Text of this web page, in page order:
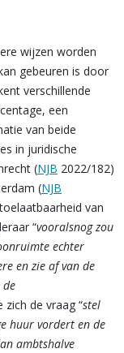
wijzen worden
gebeuren is door
verschillende
een
van beide
in juridische
(NJB 2022/182)
(NJB
van
“vooralsnog zou
echter
en zie af van de
de
zich de vraag “stel
huur vordert en de
ambtshalve